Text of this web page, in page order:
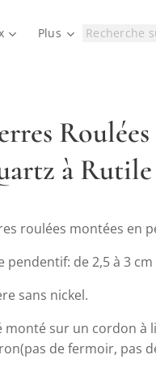
Plus
à Rutile
roulées montées en
pendentif: de 2,5 à 3
sans nickel.
monté sur un cordon à
de fermoir, pas